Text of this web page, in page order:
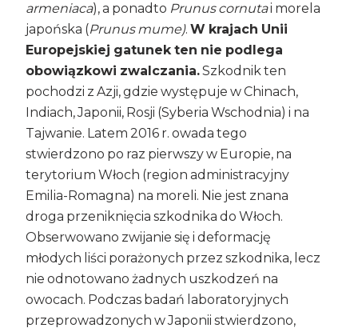
armeniaca), a ponadto Prunus cornutai morela
japońska (Prunus mume).W krajach Unii
Europejskiej gatunek ten nie podlega
obowiązkowi zwalczania.Szkodnik ten
pochodzi z Azji, gdzie występuje w Chinach,
Indiach, Japonii, Rosji (Syberia Wschodnia) i na
Tajwanie. Latem 2016 r. owada tego
stwierdzono po raz pierwszy w Europie, na
terytorium Włoch (region administracyjny
Emilia-Romagna) na moreli. Nie jest znana
droga przeniknięcia szkodnika do Włoch.
Obserwowano zwijanie się i deformację
młodych liści porażonych przez szkodnika, lecz
nie odnotowano żadnych uszkodzeń na
owocach. Podczas badań laboratoryjnych
przeprowadzonych w Japonii stwierdzono,